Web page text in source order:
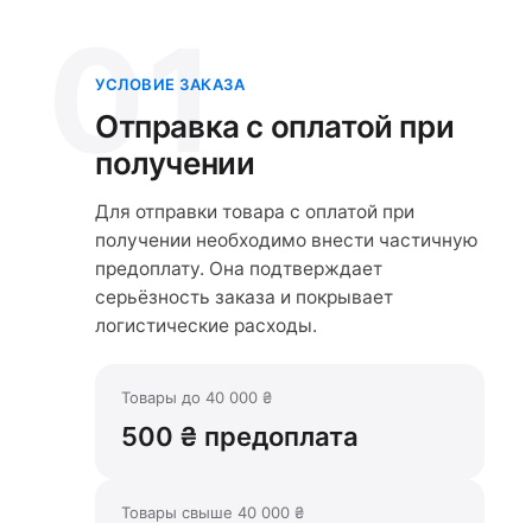
01
УСЛОВИЕ ЗАКАЗА
Отправка с оплатой при
получении
Для отправки товара с оплатой при
получении необходимо внести частичную
предоплату. Она подтверждает
серьёзность заказа и покрывает
логистические расходы.
Товары до 40 000 ₴
500 ₴ предоплата
Товары свыше 40 000 ₴